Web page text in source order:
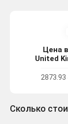
Цена
United
Сколько